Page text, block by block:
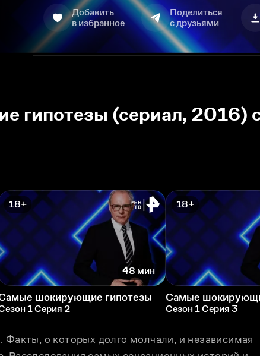
Добавить
в избранное
Поделиться
с друзьями
(сериал, 2016)
18+
48 мин
шокирующие гипотезы
1 Серия 2
18+
Самые
Сезон 1 Серия 3
о которых долго молчали, и независимая